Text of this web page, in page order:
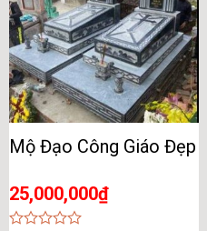
Mộ Đạo Công Giáo Đẹp
25,000,000₫